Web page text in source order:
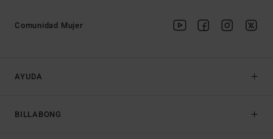
AYUDA
BILLABONG
Comunidad Mujer